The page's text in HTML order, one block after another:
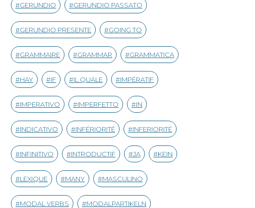
GERUNDIO GERUNDIO PASSATO
GERUNDIO PRESENTE GOING TO
GRAMMAIRE GRAMMAR GRAMMATICA
HAY IF IL QUALE IMPÉRATIF
IMPERATIVO IMPERFETTO IN
INDICATIVO INFÉRIORITÉ INFERIORITÉ
INFINITIVO INTRODUCTIF JA KEIN
LEXIQUE MANY MASCULINO
MODAL VERBS MODALPARTIKELN